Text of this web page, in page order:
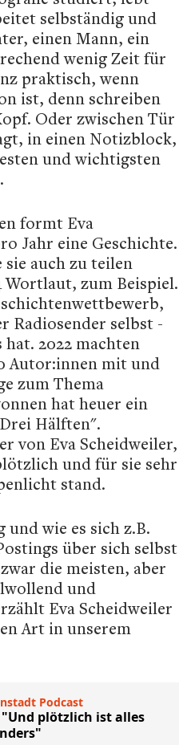
selbständig und
einen Mann, ein
wenig Zeit für
praktisch, wenn
ist, denn schreiben
Oder zwischen Tür
in einen Notizblock,
und wichtigsten
formt Eva
Jahr eine Geschichte.
sie auch zu teilen
zum Beispiel.
Radiosender selbst -
2022 machten
Autor:innen mit und
zum Thema
hat heuer ein
Hälften".
von Eva Scheidweiler,
und für sie sehr
stand.
und wie es sich z.B.
über sich selbst
die meisten, aber
und
Eva Scheidweiler
Art in unserem